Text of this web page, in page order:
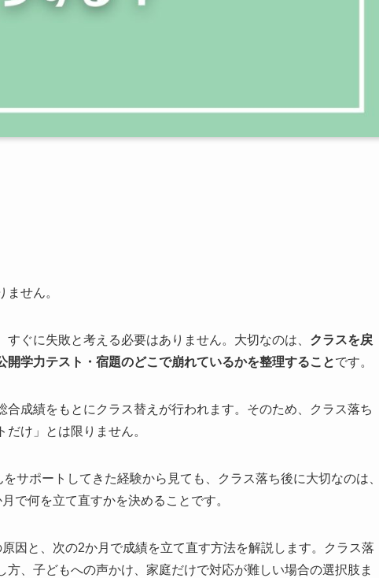
せん。
ぐに失敗と考える必要はありません。大切なのは、 クラスを戻
学力テスト・宿題のどこで崩れているかを整理することです。
成績をもとにクラス替えが行われます。そのため、クラス落ち
け」とは限りません。
サポートしてきた経験から見ても、クラス落ち後に大切なのは
で何を立て直すかを決めることです。
因と、次の2か月で成績を立て直す方法を解説します。クラス落
、子どもへの声かけ、家庭だけで対応が難しい場合の選択肢ま